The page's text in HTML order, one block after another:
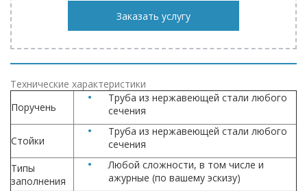
Заказать услугу
Технические характеристики
Поручень
Труба из нержавеющей стали любого
сечения
Стойки
Труба из нержавеющей стали любого
сечения
Типы
заполнения
Любой сложности, в том числе и
ажурные (по вашему эскизу)